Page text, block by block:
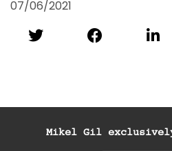
07/06/2021
Mikel Gil